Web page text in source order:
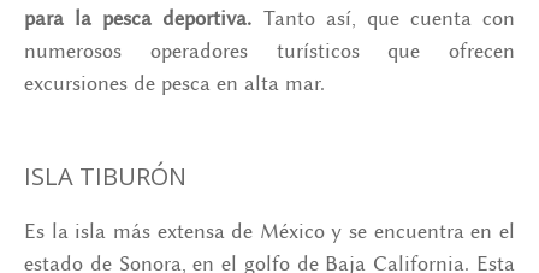
para la pesca deportiva. Tanto así, que cuenta con
numerosos operadores turísticos que ofrecen
excursiones de pesca en alta mar.
ISLA TIBURÓN
Es la isla más extensa de México y se encuentra en el
estado de Sonora, en el golfo de Baja California. Esta